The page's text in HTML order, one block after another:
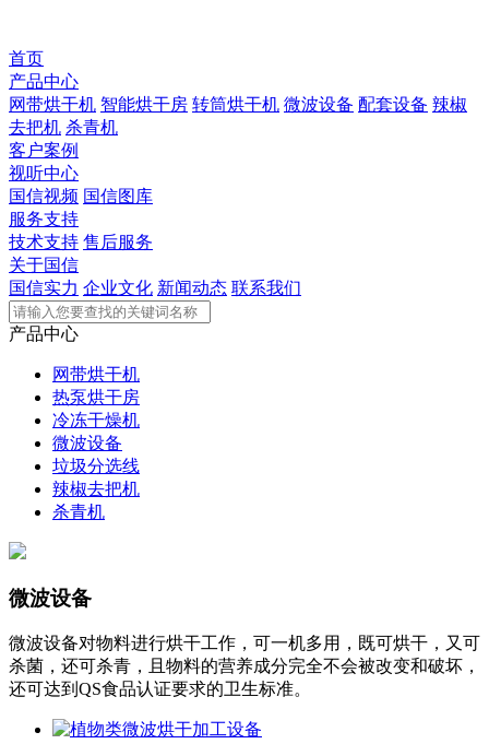
首页
产品中心
网带烘干机 智能烘干房 转筒烘干机 微波设备 配套设备 辣椒
去把机 杀青机
客户案例
视听中心
国信视频 国信图库
服务支持
技术支持 售后服务
关于国信
国信实力 企业文化 新闻动态 联系我们
产品中心
网带烘干机
热泵烘干房
冷冻干燥机
微波设备
垃圾分选线
辣椒去把机
杀青机
微波设备
微波设备对物料进行烘干工作，可一机多用，既可烘干，又可
杀菌，还可杀青，且物料的营养成分完全不会被改变和破坏，
还可达到QS食品认证要求的卫生标准。